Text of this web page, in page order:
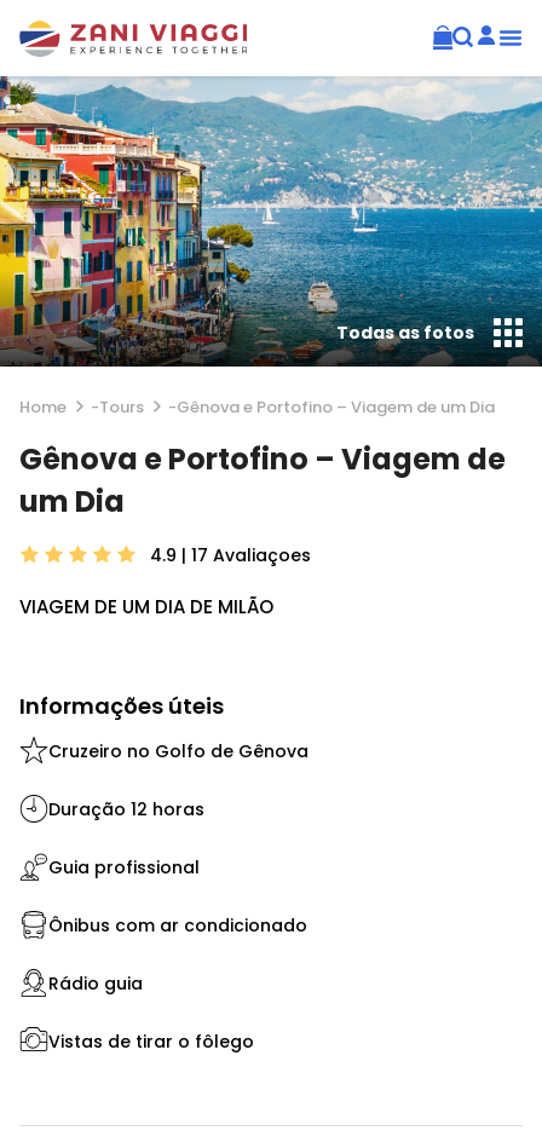
Home -Tours -Gênova e Portofino – Viagem de um Dia
Gênova e Portofino – Viagem de
um Dia
4.9 | 17 Avaliaçoes
VIAGEM DE UM DIA DE MILÃO
Todas as fotos
Informações úteis
Cruzeiro no Golfo de Gênova
Duração 12 horas
Guia profissional
Ônibus com ar condicionado
Rádio guia
Vistas de tirar o fôlego